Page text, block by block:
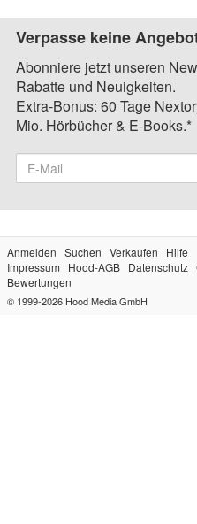
Verpasse keine
Abonniere jetzt unseren
Rabatte und Neuigkeiten.
Extra-Bonus: 60 Tage
Mio. Hörbücher & E-Books.*
Anmelden Suchen Verkaufen
Hilfe
Impressum
Hood-AGB Datenschutz
Bewertungen
© 1999-2026 Hood Media GmbH